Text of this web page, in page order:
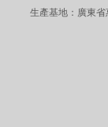
生產基地：廣東